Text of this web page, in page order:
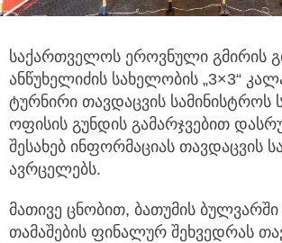
საქართველოს ეროვნული გმირის
ანწუხელიძის სახელობის „3×3“
ტურნირი თავდაცვის სამინისტროს
ოფისის გუნდის გამარჯვებით
შესახებ ინფორმაციას თავდაცვის
ავრცელებს.
მათივე ცნობით, ბათუმის
თამაშების ფინალურ შეხვედრას